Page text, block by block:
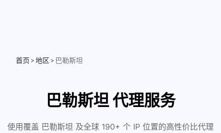
首页 > 地区 > 巴勒斯坦
巴勒斯坦 代理服务
使用覆盖 巴勒斯坦 及全球 190+ 个 IP 位置的高性价比代理